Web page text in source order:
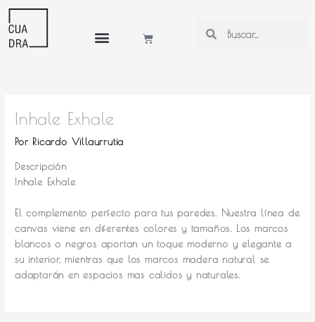
al
contenido
Cart
Inhale Exhale
Por Ricardo Villaurrutia
Descripción
Inhale Exhale
El complemento perfecto para tus paredes. Nuestra línea de
canvas viene en diferentes colores y tamaños. Los marcos
blancos o negros aportan un toque moderno y elegante a
su interior, mientras que los marcos madera natural se
adaptarán en espacios mas calidos y naturales.